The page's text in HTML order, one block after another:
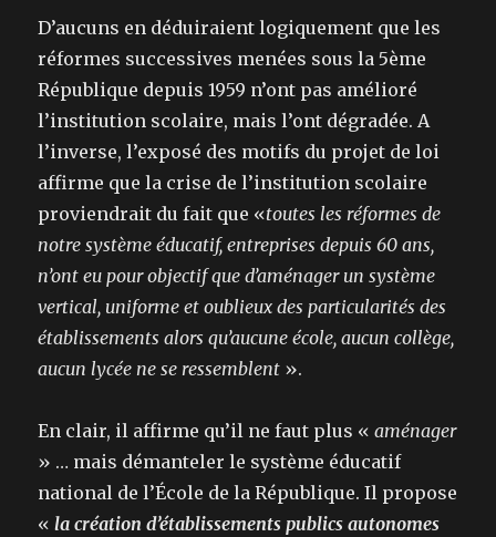
D’aucuns en déduiraient logiquement que les
réformes successives menées sous la 5ème
République depuis 1959 n’ont pas amélioré
l’institution scolaire, mais l’ont dégradée. A
l’inverse, l’exposé des motifs du projet de loi
affirme que la crise de l’institution scolaire
proviendrait du fait que «toutes les réformes de
notre système éducatif, entreprises depuis 60 ans,
n’ont eu pour objectif que d’aménager un système
vertical, uniforme et oublieux des particularités des
établissements alors qu’aucune école, aucun collège,
aucun lycée ne se ressemblent ».
En clair, il affirme qu’il ne faut plus «aménager
» … mais démanteler le système éducatif
national de l’École de la République. Il propose
« la création d’établissements publics autonomes